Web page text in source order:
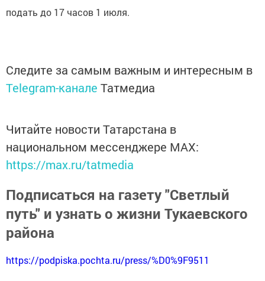
подать до 17 часов 1 июля.
Следите за самым важным и интересным в
Telegram-канале Татмедиа
Читайте новости Татарстана в
национальном мессенджере MАХ:
https://max.ru/tatmedia
Подписаться на газету "Светлый
путь" и узнать о жизни Тукаевского
района
https://podpiska.pochta.ru/press/%D0%9F9511